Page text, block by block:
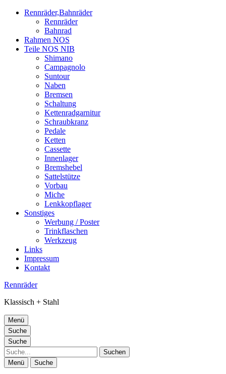
Rennräder,Bahnräder
Rennräder
Bahnrad
Rahmen NOS
Teile NOS NIB
Shimano
Campagnolo
Suntour
Naben
Bremsen
Schaltung
Kettenradgarnitur
Schraubkranz
Pedale
Ketten
Cassette
Innenlager
Bremshebel
Sattelstütze
Vorbau
Miche
Lenkkopflager
Sonstiges
Werbung / Poster
Trinkflaschen
Werkzeug
Links
Impressum
Kontakt
Rennräder
Klassisch + Stahl
Menü
Suche
Suche
Suche
Menü Suche